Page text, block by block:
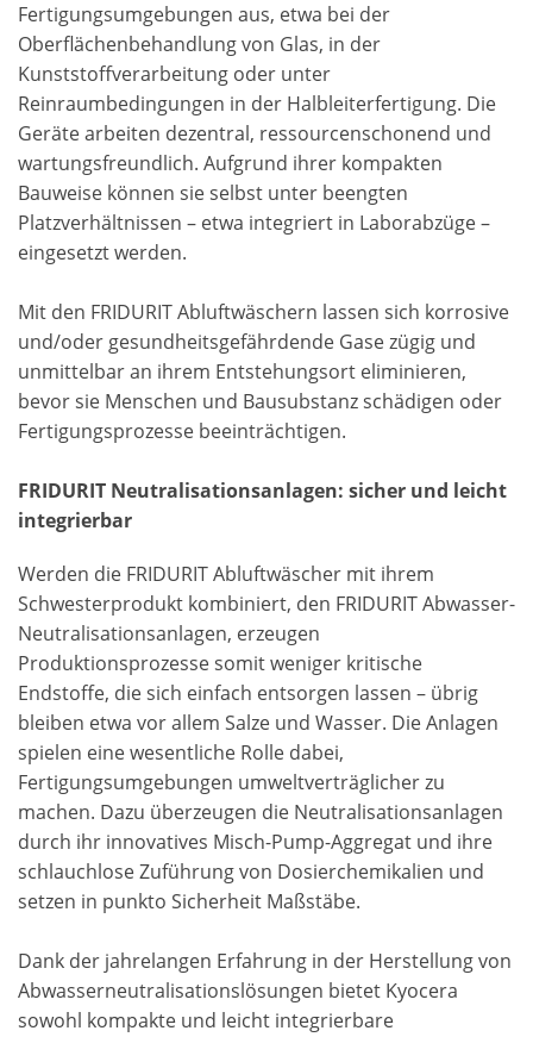
Fertigungsumgebungen aus, etwa bei der
Oberflächenbehandlung von Glas, in der
Kunststoffverarbeitung oder unter
Reinraumbedingungen in der Halbleiterfertigung. Die
Geräte arbeiten dezentral, ressourcenschonend und
wartungsfreundlich. Aufgrund ihrer kompakten
Bauweise können sie selbst unter beengten
Platzverhältnissen – etwa integriert in Laborabzüge –
eingesetzt werden.
Mit den FRIDURIT Abluftwäschern lassen sich korrosive
und/oder gesundheitsgefährdende Gase zügig und
unmittelbar an ihrem Entstehungsort eliminieren,
bevor sie Menschen und Bausubstanz schädigen oder
Fertigungsprozesse beeinträchtigen.
FRIDURIT Neutralisationsanlagen: sicher und leicht
integrierbar
Werden die FRIDURIT Abluftwäscher mit ihrem
Schwesterprodukt kombiniert, den FRIDURIT Abwasser-
Neutralisationsanlagen, erzeugen
Produktionsprozesse somit weniger kritische
Endstoffe, die sich einfach entsorgen lassen – übrig
bleiben etwa vor allem Salze und Wasser. Die Anlagen
spielen eine wesentliche Rolle dabei,
Fertigungsumgebungen umweltverträglicher zu
machen. Dazu überzeugen die Neutralisationsanlagen
durch ihr innovatives Misch-Pump-Aggregat und ihre
schlauchlose Zuführung von Dosierchemikalien und
setzen in punkto Sicherheit Maßstäbe.
Dank der jahrelangen Erfahrung in der Herstellung von
Abwasserneutralisationslösungen bietet Kyocera
sowohl kompakte und leicht integrierbare